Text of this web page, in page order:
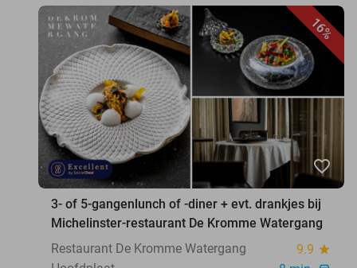
16%
favorite_border
3- of 5-gangenlunch of -diner + evt. drankjes bij
Michelinster-restaurant De Kromme Watergang
Restaurant De Kromme Watergang
9.9 star